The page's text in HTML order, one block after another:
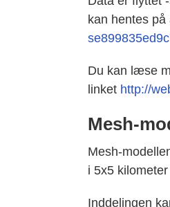
kan hentes på
Du kan læse
linket http://
Mesh-
Mesh-
i 5x5
Inddelingen